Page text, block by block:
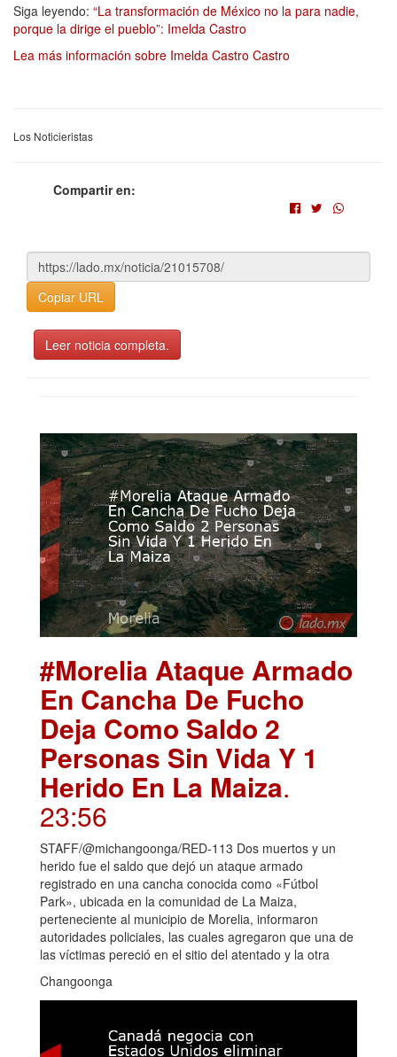
Siga leyendo: “La transformación de México no la para nadie,
porque la dirige el pueblo”: Imelda Castro
Lea más información sobre Imelda Castro Castro
Los Noticieristas
Compartir en:
Copiar URL
Leer noticia completa.
#Morelia Ataque Armado
En Cancha De Fucho
Deja Como Saldo 2
Personas Sin Vida Y 1
Herido En La Maiza.
23:56
STAFF/@michangoonga/RED-113 Dos muertos y un
herido fue el saldo que dejó un ataque armado
registrado en una cancha conocida como «Fútbol
Park», ubicada en la comunidad de La Maiza,
perteneciente al municipio de Morelia, informaron
autoridades policiales, las cuales agregaron que una de
las víctimas pereció en el sitio del atentado y la otra
Changoonga